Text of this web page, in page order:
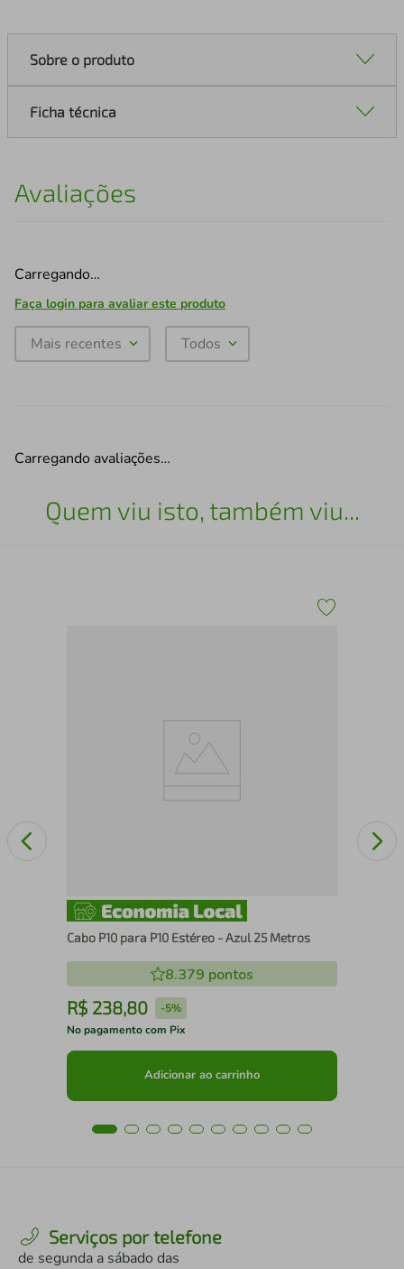
Sobre o produto
Ficha técnica
Avaliações
Carregando…
Faça login para avaliar este produto
Mais recentes Todos
Carregando avaliações…
Quem viu isto, também viu...
Cabo P10 para P10 Estéreo - Azul 25 Metros
8.379 pontos
R$ 238,80 -5%
No pagamento com Pix
Adicionar ao carrinho
Serviços por telefone
de segunda a sábado das